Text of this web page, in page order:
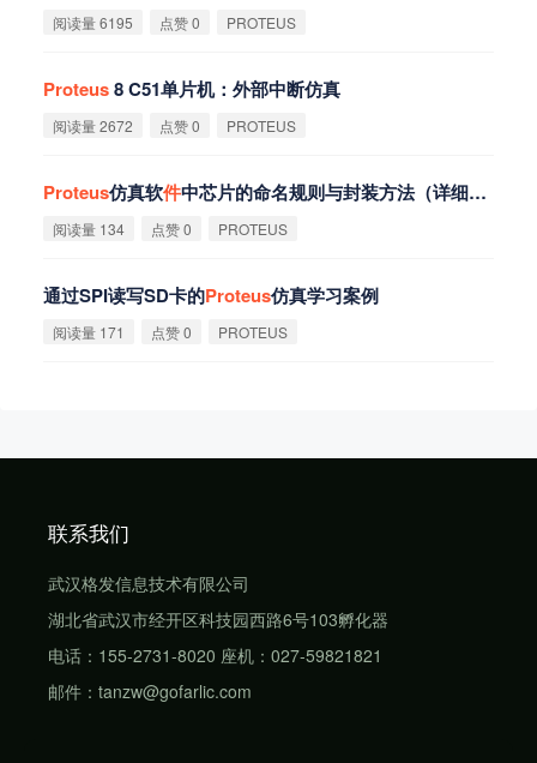
阅读量 6195 点赞 0 PROTEUS
Proteus8 C51单片机：外部中断仿真
阅读量 2672 点赞 0 PROTEUS
Proteus仿真软件中芯片的命名规则与封装方法（详细版）
阅读量 134 点赞 0 PROTEUS
通过SPI读写SD卡的Proteus仿真学习案例
阅读量 171 点赞 0 PROTEUS
联系我们
武汉格发信息技术有限公司
湖北省武汉市经开区科技园西路6号103孵化器
电话：155-2731-8020 座机：027-59821821
邮件：tanzw@gofarlic.com